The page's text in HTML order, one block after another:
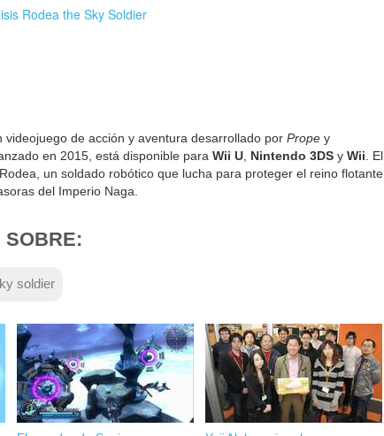
Rodea the Sky Soldier
videojuego de acción y aventura desarrollado por Prope y
en 2015, está disponible para Wii U Nintendo 3DS y Wii . El
un soldado robótico que lucha para proteger el reino flotante
del Imperio Naga.
SOBRE:
soldier